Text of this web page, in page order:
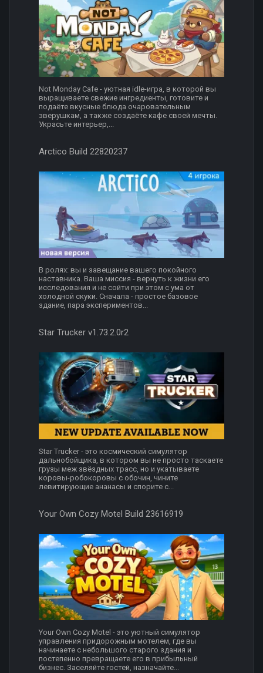
Not Monday Cafe - уютная idle-игра, в которой вы
выращиваете свежие ингредиенты, готовите и
подаёте вкусные блюда очаровательным
зверушкам, а также создаёте кафе своей мечты.
Украсьте интерьер,...
Arctico Build 22820237
В ролях: вы и завещание вашего покойного
наставника. Ваша миссия - вернуть к жизни его
исследования и не сойти при этом с ума от
холодной скуки. Сначала - простое базовое
здание, пара экспериментов...
Star Trucker v1.73.2.0r2
Star Trucker - это космический симулятор
дальнобойщика, в котором вы не просто таскаете
грузы меж звёздных трасс, но и укатываете
коровы-робокоровы с обочин, чините
левитирующие ананасы и спорите с...
Your Own Cozy Motel Build 23616919
Your Own Cozy Motel - это уютный симулятор
управления придорожным мотелем, где вы
начинаете с небольшого старого здания и
постепенно превращаете его в прибыльный
бизнес. Заселяйте гостей, назначайте...